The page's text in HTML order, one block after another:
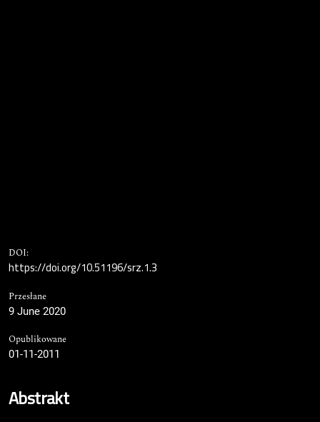
DOI:
https://doi.org/10.51196/srz.1.3
Przesłane
9 June 2020
Opublikowane
01-11-2011
Abstrakt